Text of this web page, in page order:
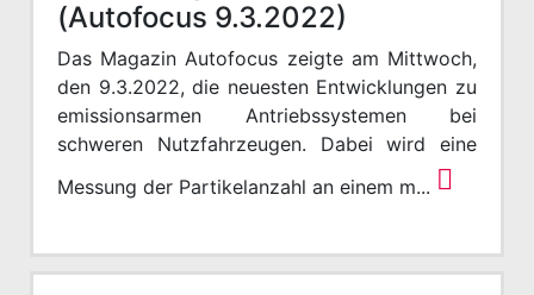
(Autofocus 9.3.2022)
Das Magazin Autofocus zeigte am Mittwoch,
den 9.3.2022, die neuesten Entwicklungen zu
emissionsarmen Antriebssystemen bei
schweren Nutzfahrzeugen. Dabei wird eine
Messung der Partikelanzahl an einem m...